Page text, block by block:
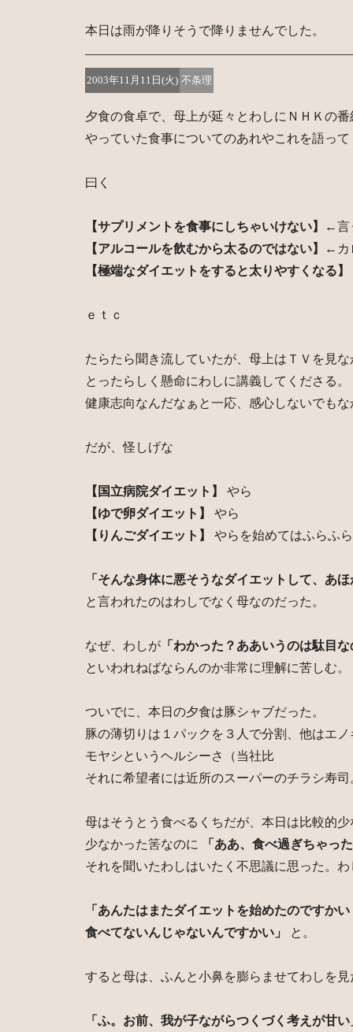
本日は雨が降りそうで降りませんでした。
2003年11月11日(火) 不条理
夕食の食卓で、母上が延々とわしにＮＨＫの番
やっていた食事についてのあれやこれを語って
曰く
【サプリメントを食事にしちゃいけない】
←言
【アルコールを飲むから太るのではない】
←カ
【極端なダイエットをすると太りやすくなる】
ｅｔｃ
たらたら聞き流していたが、母上はＴＶを見
とったらしく懸命にわしに講義してくださる。
健康志向なんだなぁと一応、感心しないでもな
だが、怪しげな
【国立病院ダイエット】
やら
【ゆで卵ダイエット】
やら
【りんごダイエット】
やらを始めてはふらふ
「そんな身体に悪そうなダイエットして、あ
と言われたのはわしでなく母なのだった。
なぜ、わしが「わかった？ああいうのは駄目な
といわれねばならんのか非常に理解に苦しむ。
ついでに、本日の夕食は豚シャブだった。
豚の薄切りは１パックを３人で分割、他はエ
モヤシというヘルシーさ（当社比
それに希望者には近所のスーパーのチラシ寿司
母はそうとう食べるくちだが、本日は比較的少
少なかった筈なのに
「ああ、食べ過ぎちゃっ
それを聞いたわしはいたく不思議に思った。
「あんたはまたダイエットを始めたのですか
食べてないんじゃないんですかい」
と。
すると母は、ふんと小鼻を膨らませてわしを見
「ふ。お前、我が子ながらつくづく考えが甘い